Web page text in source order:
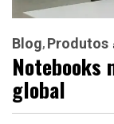
Blog Produtos
Notebooks
global